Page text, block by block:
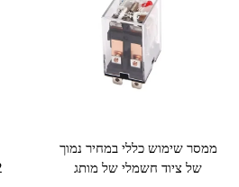
ממסר שימוש כללי במחיר נמוך
של ציוד חשמלי של מותג